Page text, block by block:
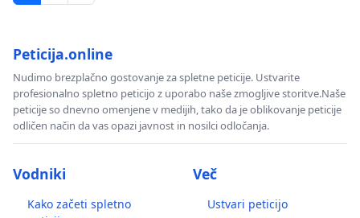
Peticija.online
Nudimo brezplačno gostovanje za spletne peticije. Ustvarite
profesionalno spletno peticijo z uporabo naše zmogljive storitve.Naše
peticije so dnevno omenjene v medijih, tako da je oblikovanje peticije
odličen način da vas opazi javnost in nosilci odločanja.
Vodniki
Kako začeti spletno
Več
Ustvari peticijo